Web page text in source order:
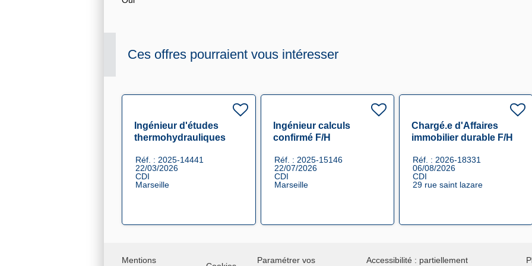
Ces offres pourraient vous intéresser
Ingénieur d'études
thermohydrauliques
Réf. : 2025-14441
22/03/2026
CDI
Marseille
Ingénieur calculs
confirmé F/H
Réf. : 2025-15146
22/07/2026
CDI
Marseille
Chargé.e d'Affaires
immobilier durable F/H
Réf. : 2026-18331
06/08/2026
CDI
29 rue saint lazare
Mentions Paramétrer vos Accessibilité : partiellement